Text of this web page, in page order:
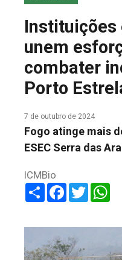
FALE CONOSCO
Instituições
unem
combater
Porto
7 de outubro de 2024
Fogo atinge mais
ESEC Serra das
ICMBio
ShareFacebook
Twitter